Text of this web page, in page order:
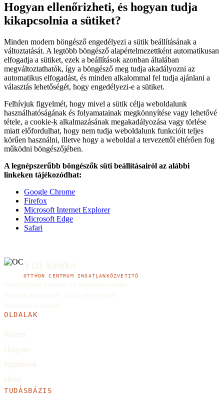
Hogyan ellenőrizheti, és hogyan tudja
kikapcsolnia a sütiket?
Minden modern böngésző engedélyezi a sütik beállításának a
változtatását. A legtöbb böngésző alapértelmezettként automatikusan
elfogadja a sütiket, ezek a beállítások azonban általában
megváltoztathatók, így a böngésző meg tudja akadályozni az
automatikus elfogadást, és minden alkalommal fel tudja ajánlani a
választás lehetőségét, hogy engedélyezi-e a sütiket.
Felhívjuk figyelmét, hogy mivel a sütik célja weboldalunk
használhatóságának és folyamatainak megkönnyítése vagy lehetővé
tétele, a cookie-k alkalmazásának megakadályozása vagy törlése
miatt előfordulhat, hogy nem tudja weboldalunk funkcióit teljes
körűen használni, illetve hogy a weboldal a tervezettől eltérően fog
működni böngészőjében.
A legnépszerűbb böngészők süti beállításairól az alábbi
linkeken tájékozódhat:
Google Chrome
Firefox
Microsoft Internet Explorer
Microsoft Edge
Safari
Vízi Sándor
OTTHON CENTRUM INGATLANKÖZVETÍTŐ
OLDALAK
Rólam
Hogyan
Ingatlanok
Hírek
TUDÁSBÁZIS